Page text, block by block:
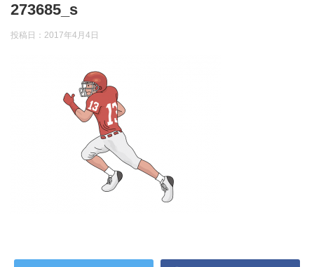
273685_s
投稿日： 2017年4月4日